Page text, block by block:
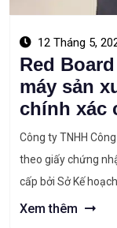
12 Tháng 5,
Red
máy sản
chính xác
Công ty TNHH
theo giấy chứng
cấp bởi Sở Kế
08/04/2025. Dự án
Xem thêm